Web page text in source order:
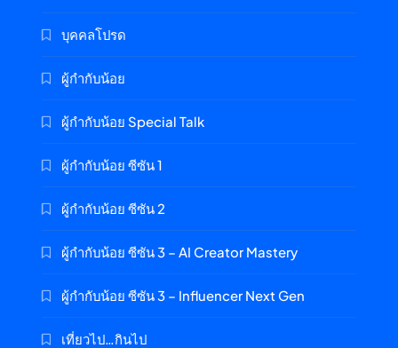
บุคคลโปรด
ผู้กำกับน้อย
ผู้กำกับน้อย Special Talk
ผู้กำกับน้อย ซีซัน 1
ผู้กำกับน้อย ซีซัน 2
ผู้กำกับน้อย ซีซัน 3 – AI Creator Mastery
ผู้กำกับน้อย ซีซัน 3 – Influencer Next Gen
เที่ยวไป…กินไป